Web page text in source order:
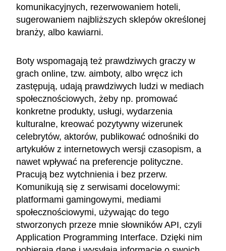
komunikacyjnych, rezerwowaniem hoteli,
sugerowaniem najbliższych sklepów określonej
branży, albo kawiarni.
Boty wspomagają też prawdziwych graczy w
grach online, tzw. aimboty, albo wręcz ich
zastępują, udają prawdziwych ludzi w mediach
społecznościowych, żeby np. promować
konkretne produkty, usługi, wydarzenia
kulturalne, kreować pozytywny wizerunek
celebrytów, aktorów, publikować odnośniki do
artykułów z internetowych wersji czasopism, a
nawet wpływać na preferencje polityczne.
Pracują bez wytchnienia i bez przerw.
Komunikują się z serwisami docelowymi:
platformami gamingowymi, mediami
społecznościowymi, używając do tego
stworzonych przeze mnie słowników API, czyli
Application Programming Interface. Dzięki nim